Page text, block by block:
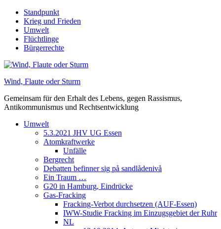
Skip
content
Standpunkt
Krieg und Frieden
Umwelt
Flüchtlinge
Bürgerrechte
Wind, Flaute oder Sturm
Gemeinsam für den Erhalt des Lebens, gegen Rassismus,
Antikommunismus und Rechtsentwicklung
Umwelt
5.3.2021 JHV UG Essen
Atomkraftwerke
Unfälle
Bergrecht
Debatten befinner sig på sandlådenivå
Ein Traum …
G20 in Hamburg, Eindrücke
Gas-Fracking
Fracking-Verbot durchsetzen (AUF-Essen)
IWW-Studie Fracking im Einzugsgebiet der Ruhr
NL